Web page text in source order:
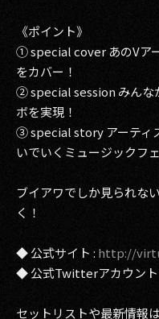
《ポイント》
① special cover あのVア
をカバー！
② special session みんな
ボを実現！
③ special story アーティ
いでいくミュージックフ
ブイアワでしか見られな
く！
◆ 公式サイト : http://
◆ 公式Twitterアカウント
セットリストや最新情報